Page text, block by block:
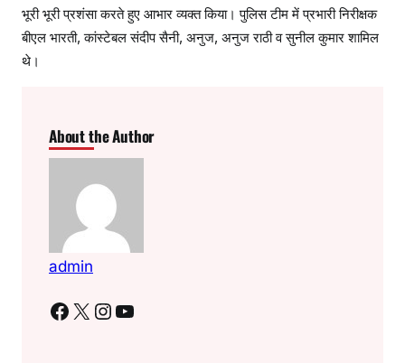
भूरी भूरी प्रशंसा करते हुए आभार व्यक्त किया। पुलिस टीम में प्रभारी निरीक्षक
बीएल भारती, कांस्टेबल संदीप सैनी, अनुज, अनुज राठी व सुनील कुमार शामिल
थे।
About the Author
admin
Facebook X Instagram YouTube